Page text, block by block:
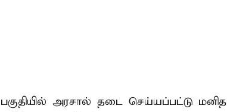
அரசால் தடை செய்யப்பட்டு மனித